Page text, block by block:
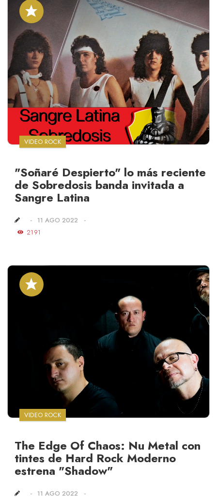
VIDEO ROCK
"Soñaré Despierto" lo más reciente
de Sobredosis banda invitada a
Sangre Latina
11 AGO 2022
2191
VIDEO ROCK
The Edge Of Chaos: Nu Metal con
tintes de Hard Rock Moderno
estrena "Shadow"
11 AGO 2022